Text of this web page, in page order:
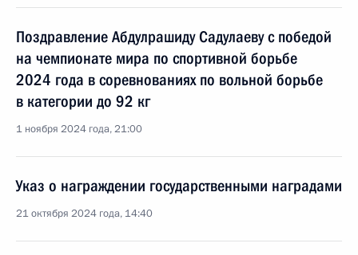
Поздравление Абдулрашиду Садулаеву с победой
на чемпионате мира по спортивной борьбе
2024 года в соревнованиях по вольной борьбе
в категории до 92 кг
1 ноября 2024 года, 21:00
Указ о награждении государственными наградами
21 октября 2024 года, 14:40